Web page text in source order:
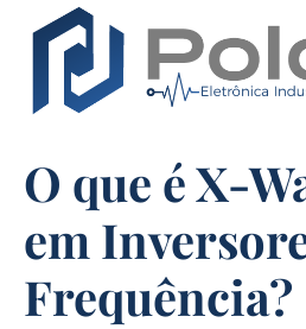
O que é X-
em
Frequência?